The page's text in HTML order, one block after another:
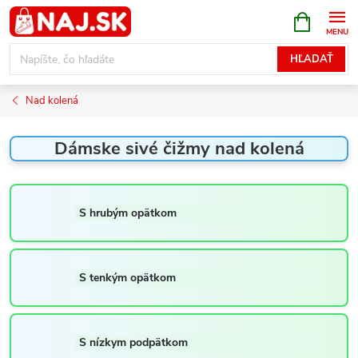
Prejsť
na
obsah
HĽADAŤ
KOŠÍK
Nad kolená
Dámske sivé čižmy nad kolená
S hrubým opätkom
S tenkým opätkom
S nízkym podpätkom